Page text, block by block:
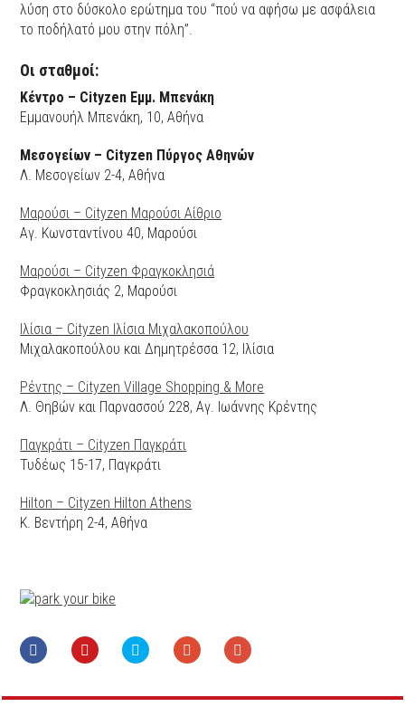
λύση στο δύσκολο ερώτημα του “πού να αφήσω με ασφάλεια
το ποδήλατό μου στην πόλη”.
Οι σταθμοί:
Κέντρο – Cityzen Εμμ. Μπενάκη
Εμμανουήλ Μπενάκη, 10, Αθήνα
Μεσογείων – Cityzen Πύργος Αθηνών
Λ. Μεσογείων 2-4, Αθήνα
Μαρούσι – Cityzen Μαρούσι Αίθριο
Αγ. Κωνσταντίνου 40, Μαρούσι
Μαρούσι – Cityzen Φραγκοκλησιά
Φραγκοκλησιάς 2, Μαρούσι
Ιλίσια – Cityzen Ιλίσια Μιχαλακοπούλου
Μιχαλακοπούλου και Δημητρέσσα 12, Ιλίσια
Ρέντης – Cityzen Village Shopping & More
Λ. Θηβών και Παρνασσού 228, Αγ. Ιωάννης Κρέντης
Παγκράτι – Cityzen Παγκράτι
Τυδέως 15-17, Παγκράτι
Hilton – Cityzen Hilton Athens
Κ. Βεντήρη 2-4, Αθήνα